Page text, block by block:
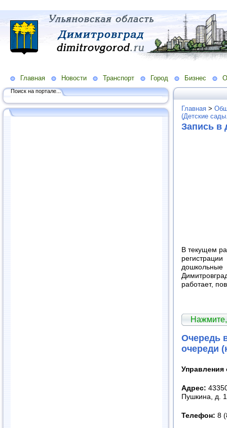
Главная Новости Транспорт Город Бизнес
Поиск на портале...
Главная >
(Детские
Запись в
В текущем
работает,
Очередь
очереди
Управления
Адрес:
Пушкина, д.
Телефон: 8